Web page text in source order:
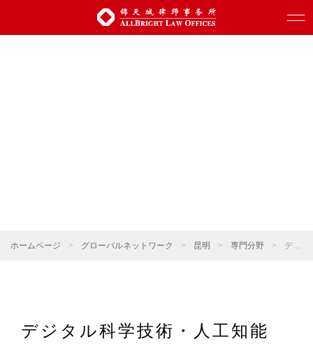
ホームページ > グローバルネットワーク > 昆明 > 専門分野 > デジタル科学技術・人工知能
デジタル科学技術・人工知能